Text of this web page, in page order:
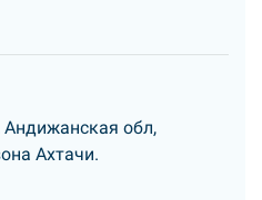
Андижанская обл,
Ахтачи.